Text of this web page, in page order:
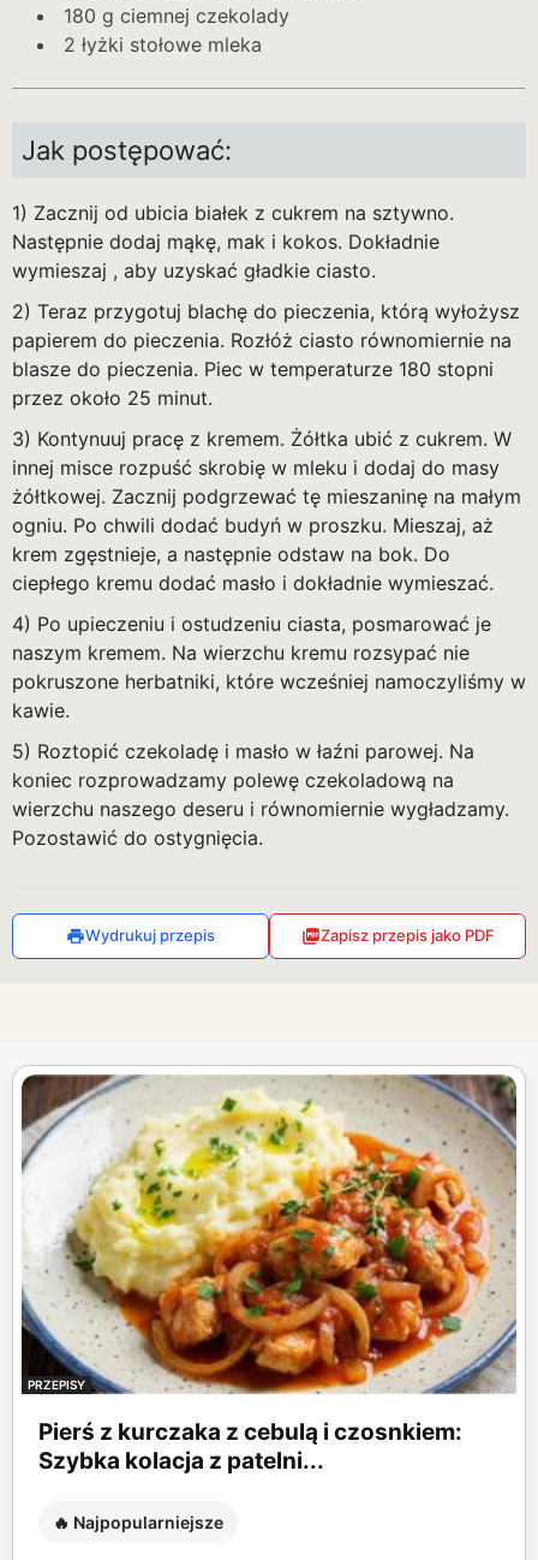
180 g ciemnej czekolady
2 łyżki stołowe mleka
Jak postępować:
1) Zacznij od ubicia białek z cukrem na sztywno.
Następnie dodaj mąkę, mak i kokos. Dokładnie
wymieszaj , aby uzyskać gładkie ciasto.
2) Teraz przygotuj blachę do pieczenia, którą wyłożysz
papierem do pieczenia. Rozłóż ciasto równomiernie na
blasze do pieczenia. Piec w temperaturze 180 stopni
przez około 25 minut.
3) Kontynuuj pracę z kremem. Żółtka ubić z cukrem. W
innej misce rozpuść skrobię w mleku i dodaj do masy
żółtkowej. Zacznij podgrzewać tę mieszaninę na małym
ogniu. Po chwili dodać budyń w proszku. Mieszaj, aż
krem zgęstnieje, a następnie odstaw na bok. Do
ciepłego kremu dodać masło i dokładnie wymieszać.
4) Po upieczeniu i ostudzeniu ciasta, posmarować je
naszym kremem. Na wierzchu kremu rozsypać nie
pokruszone herbatniki, które wcześniej namoczyliśmy w
kawie.
5) Roztopić czekoladę i masło w łaźni parowej. Na
koniec rozprowadzamy polewę czekoladową na
wierzchu naszego deseru i równomiernie wygładzamy.
Pozostawić do ostygnięcia.
Wydrukuj przepis Zapisz przepis jako PDF
PRZEPISY
Pierś z kurczaka z cebulą i czosnkiem:
Szybka kolacja z patelni...
🔥 Najpopularniejsze